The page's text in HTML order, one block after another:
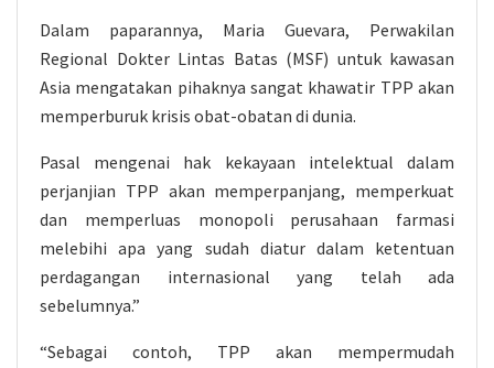
Dalam paparannya, Maria Guevara, Perwakilan
Regional Dokter Lintas Batas (MSF) untuk kawasan
Asia mengatakan pihaknya sangat khawatir TPP akan
memperburuk krisis obat-obatan di dunia.
Pasal mengenai hak kekayaan intelektual dalam
perjanjian TPP akan memperpanjang, memperkuat
dan memperluas monopoli perusahaan farmasi
melebihi apa yang sudah diatur dalam ketentuan
perdagangan internasional yang telah ada
sebelumnya.”
“Sebagai contoh, TPP akan mempermudah